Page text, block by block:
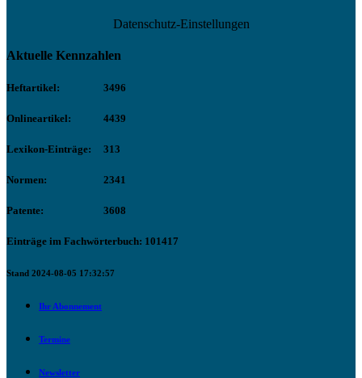
Datenschutz-Einstellungen
Aktuelle Kennzahlen
Heftartikel: 3496
Onlineartikel: 4439
Lexikon-Einträge: 313
Normen: 2341
Patente: 3608
Einträge im Fachwörterbuch: 101417
Stand 2024-08-05 17:32:57
Ihr Abonnement
Termine
Newsletter